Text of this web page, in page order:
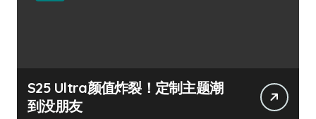
S25 Ultra颜值炸裂！定制主题潮
到没朋友